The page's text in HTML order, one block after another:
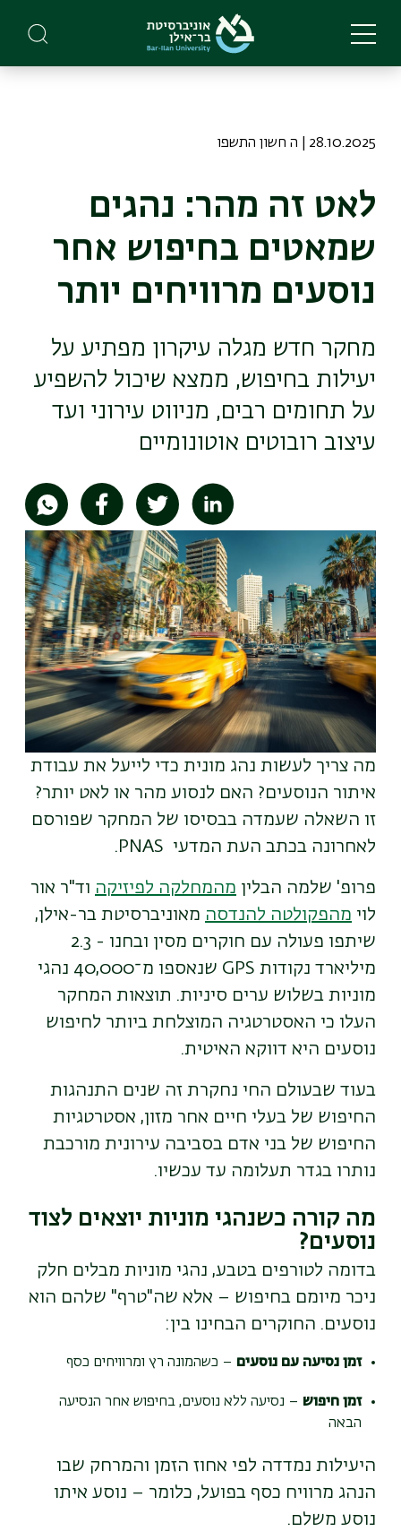
main
28.10.2025 | ה חשון התשפו
לאט זה מהר: נהגים
שמאטים בחיפוש אחר
נוסעים מרוויחים יותר
מחקר חדש מגלה עיקרון מפתיע על
יעילות בחיפוש, ממצא שיכול להשפיע
על תחומים רבים, מניווט עירוני ועד
עיצוב רובוטים אוטונומיים
תמונה
מה צריך לעשות נהג מונית כדי לייעל את עבודת
איתור הנוסעים? האם לנסוע מהר או לאט יותר?
זו השאלה שעמדה בבסיסו של המחקר שפורסם
לאחרונה בכתב העת המדעי
.
פרופ' שלמה הבלין מהמחלקה לפיזיקה וד"ר אור
לוי מהפקולטה להנדסה מאוניברסיטת בר-אילן,
שיתפו פעולה עם חוקרים מסין ובחנו - 2.3
מיליארד נקודות
שנאספו מ־40,000 נהגי
מוניות בשלוש ערים סיניות. תוצאות המחקר
העלו כי האסטרטגיה המוצלחת ביותר לחיפוש
נוסעים היא דווקא האיטית.
בעוד שבעולם החי נחקרת זה שנים התנהגות
החיפוש של בעלי חיים אחר מזון, אסטרטגיות
החיפוש של בני אדם בסביבה עירונית מורכבת
נותרו בגדר תעלומה עד עכשיו.
מה קורה כשנהגי מוניות יוצאים לצוד
נוסעים?
בדומה לטורפים בטבע, נהגי מוניות מבלים חלק
ניכר מיומם בחיפוש – אלא שה"טרף" שלהם הוא
נוסעים. החוקרים הבחינו בין:
זמן נסיעה עם נוסעים – כשהמונה רץ ומרוויחים כסף
זמן חיפוש – נסיעה ללא נוסעים, בחיפוש אחר הנסיעה
הבאה
היעילות נמדדה לפי אחוז הזמן והמרחק שבו
הנהג מרוויח כסף בפועל, כלומר – נוסע איתו
נוסע משלם.